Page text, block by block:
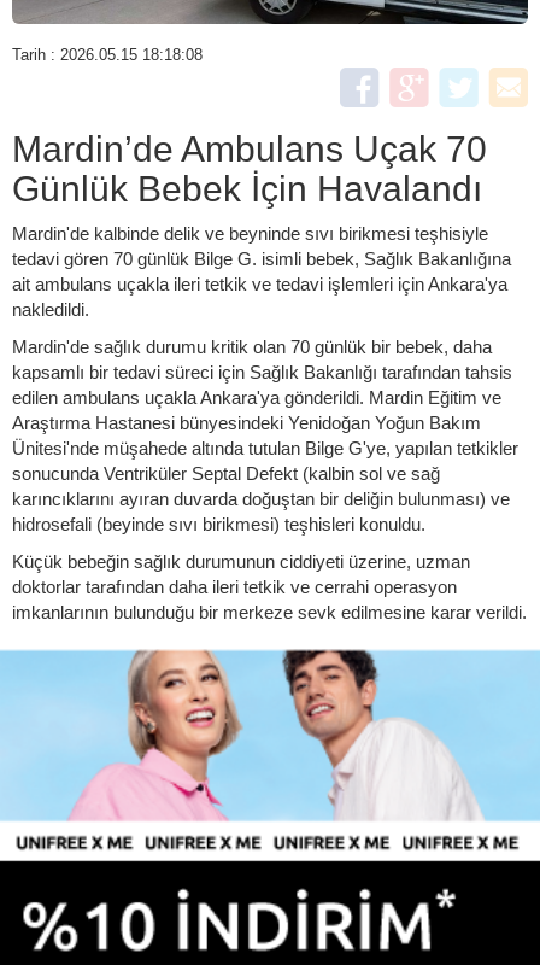
Tarih : 2026.05.15 18:18:08
Mardin’de Ambulans Uçak 70
Günlük Bebek İçin Havalandı
Mardin'de kalbinde delik ve beyninde sıvı birikmesi teşhisiyle
tedavi gören 70 günlük Bilge G. isimli bebek, Sağlık Bakanlığına
ait ambulans uçakla ileri tetkik ve tedavi işlemleri için Ankara'ya
nakledildi.
Mardin'de sağlık durumu kritik olan 70 günlük bir bebek, daha
kapsamlı bir tedavi süreci için Sağlık Bakanlığı tarafından tahsis
edilen ambulans uçakla Ankara'ya gönderildi. Mardin Eğitim ve
Araştırma Hastanesi bünyesindeki Yenidoğan Yoğun Bakım
Ünitesi'nde müşahede altında tutulan Bilge G'ye, yapılan tetkikler
sonucunda Ventriküler Septal Defekt (kalbin sol ve sağ
karıncıklarını ayıran duvarda doğuştan bir deliğin bulunması) ve
hidrosefali (beyinde sıvı birikmesi) teşhisleri konuldu.
Küçük bebeğin sağlık durumunun ciddiyeti üzerine, uzman
doktorlar tarafından daha ileri tetkik ve cerrahi operasyon
imkanlarının bulunduğu bir merkeze sevk edilmesine karar verildi.